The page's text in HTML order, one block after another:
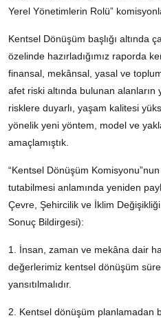
Yerel Yönetimlerin Rolü”
Kentsel Dönüşüm başlığı altında
özelinde hazırladığımız raporda
finansal, mekânsal, yasal ve
afet riski altında bulunan
risklere duyarlı, yaşam kalitesi
yönelik yeni yöntem, model ve
amaçlamıştık.
“Kentsel Dönüşüm Komisyonu”nun
tutabilmesi anlamında yeniden
Çevre, Şehircilik ve İklim Değişikliği
Sonuç Bildirgesi):
1. İnsan, zaman ve mekâna dair
değerlerimiz kentsel dönüşüm
yansıtılmalıdır.
2. Kentsel dönüşüm planlamadan